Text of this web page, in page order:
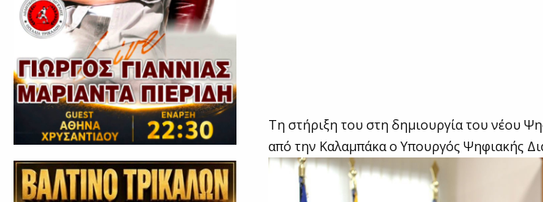
Τη στήριξη του στη δημιουργία του νέου
από την Καλαμπάκα ο Υπουργός Ψηφιακής